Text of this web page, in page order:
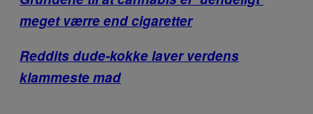
meget værre end cigaretter
Reddits dude-kokke laver verdens
klammeste mad